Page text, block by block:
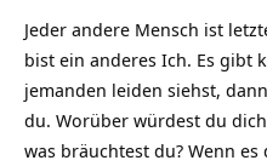
Jeder andere Mensch ist
bist ein anderes Ich. Es gibt
jemanden leiden siehst,
du. Worüber würdest du
was bräuchtest du? Wenn